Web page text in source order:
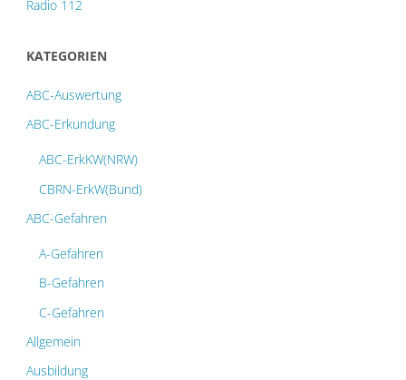
Radio 112
KATEGORIEN
ABC-Auswertung
ABC-Erkundung
ABC-ErkKW(NRW)
CBRN-ErkW(Bund)
ABC-Gefahren
A-Gefahren
B-Gefahren
C-Gefahren
Allgemein
Ausbildung